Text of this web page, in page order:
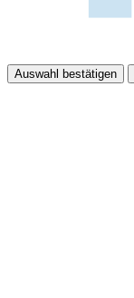
Auswahl bestätigen